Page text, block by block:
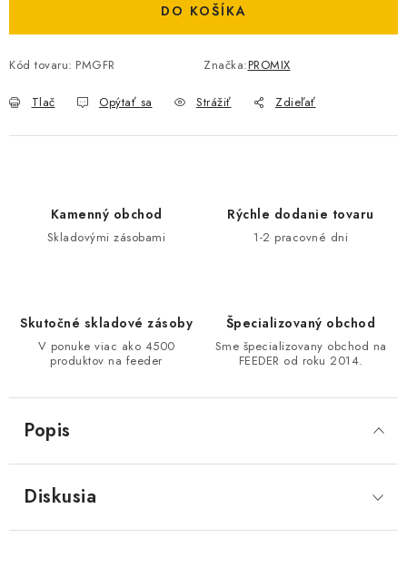
VRATKY - ODSTÚPENIE OD ZMLUVY - REKLAMACIU
KONTAKTY
VŠEOBECNÉ NARIADENIE O BEZPEČNOSTI
PRODUKTOV (GPSR)
Doprava Navštívte našu predajňu v MARCELOVEJ »
DO KOŠÍKA
Kód tovaru: PMGFR Značka:PROMIX
Tlač Opýtať sa Strážiť Zdieľať
Kamenný obchod
Skladovými zásobami
Rýchle dodanie tovaru
1-2 pracovné dni
Skutočné skladové zásoby
V ponuke viac ako 4500
produktov na feeder
Špecializovaný obchod
Sme špecializovany obchod na
FEEDER od roku 2014.
Popis
Diskusia